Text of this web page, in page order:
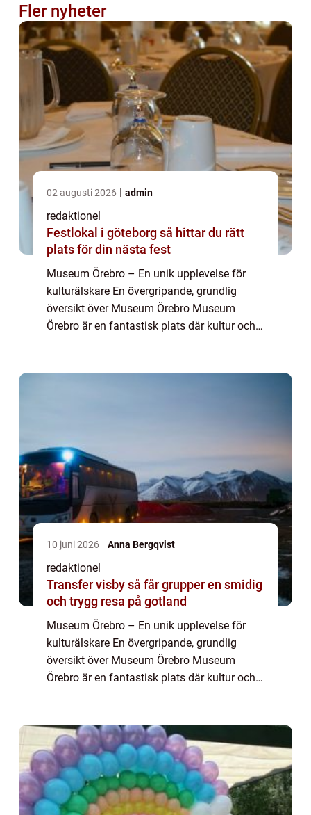
Fler nyheter
02 augusti 2026 admin
redaktionel
Festlokal i göteborg så hittar du rätt
plats för din nästa fest
Museum Örebro – En unik upplevelse för
kulturälskare En övergripande, grundlig
översikt över Museum Örebro Museum
Örebro är en fantastisk plats där kultur och
10 juni 2026 Anna Bergqvist
redaktionel
Transfer visby så får grupper en smidig
och trygg resa på gotland
Museum Örebro – En unik upplevelse för
kulturälskare En övergripande, grundlig
översikt över Museum Örebro Museum
Örebro är en fantastisk plats där kultur och
...